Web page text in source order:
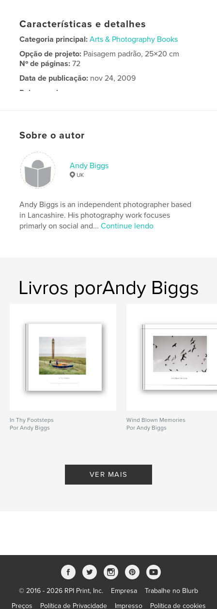
Características e detalhes
Categoria principal: Arts & Photography Books
Opção de projeto: Paisagem padrão, 25×20 cm
Nº de páginas:72
Data de publicação: nov 24, 2009
Palavras-chavee
Sobre o autor
Andy Biggs
UK
Andy Biggs is an independent photographer based
in Lancashire. His photography work focuses
primarly on social and...Continue lendo
Livros porAndy Biggs
In Thy Footsteps
Por Andy Biggs
Wind Blown Memories
Por Andy Biggs
VER MAIS
© 2016 - 2026 RPI Print, Inc. Empresa
Trabalhe no Blurb
Preços
Política de Privacidade Impresso Política de cookies